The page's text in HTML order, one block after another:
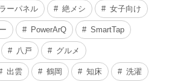
ーパネル 絶メシ 女子向け
PowerArQ SmartTap
八戸 グルメ
出雲 鶴岡 知床 洗濯